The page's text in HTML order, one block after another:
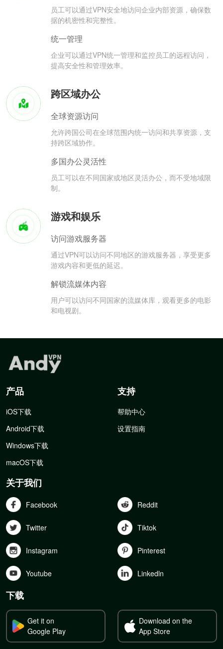
员工可以通过VPN安全地访问企业内部资源，确保数
据的机密性和完整性。
统一管理
企业可以通过VPN统一管理和监控员工的远程访问，
提高安全性和管理效率。
跨区域办公
全球资源访问
允许跨国公司在全球范围内统一访问和共享资源，支
持跨区域协作。
多国办公灵活性
员工可以在不同国家或地区灵活办公，而不受地域限
制。
游戏和娱乐
访问游戏服务器
通过VPN可以访问不同地区的游戏服务器，享受更多
游戏内容和更低的延迟。
解锁流媒体内容
用户可以访问不同国家的流媒体库，观看更多的电影
和电视剧。
产品
iOS下载
Android下载
Windows下载
macOS下载
支持
帮助中心
设置指南
关于我们
Facebook Reddit
Twitter Tiktok
Instagram Pinterest
Youtube Linkedln
下载
Get it on
Google Play
Download on the
App Store